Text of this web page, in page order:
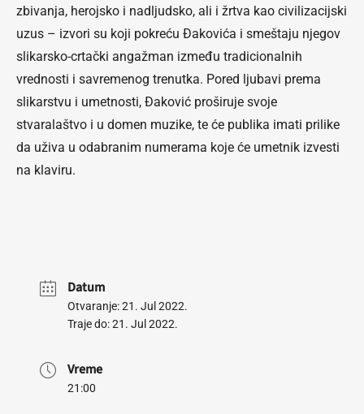
zbivanja, herojsko i nadljudsko, ali i žrtva kao civilizacijski
uzus – izvori su koji pokreću Đakovića i smeštaju njegov
slikarsko-crtački angažman između tradicionalnih
vrednosti i savremenog trenutka. Pored ljubavi prema
slikarstvu i umetnosti, Đaković proširuje svoje
stvaralaštvo i u domen muzike, te će publika imati prilike
da uživa u odabranim numerama koje će umetnik izvesti
na klaviru.
Datum
Otvaranje: 21. Jul 2022.
Traje do: 21. Jul 2022.
Vreme
21:00